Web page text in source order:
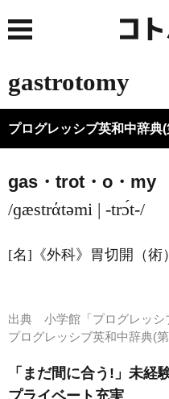
gastrotomy
プログレッシブ英和中辞典
gas・trot・o・my
/ɡæstrάtəmi | -trɔ́t-/
[名] 《外科》 胃切開（術）
出典 小学館「プログレッシ
プログレッシブ英和中辞典(
「まだ間に合う!」未経
プライベート充実